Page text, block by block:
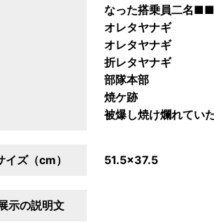
なった搭乗員二名
オレタヤナギ
オレタヤナギ
折レタヤナギ
部隊本部
焼ケ跡
被爆し焼け爛れてい
イズ（cm） 51.5×37.5
示の説明文